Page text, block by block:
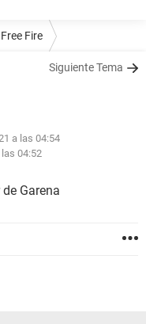
Fire
Siguiente Tema
a las 04:54
04:52
Garena